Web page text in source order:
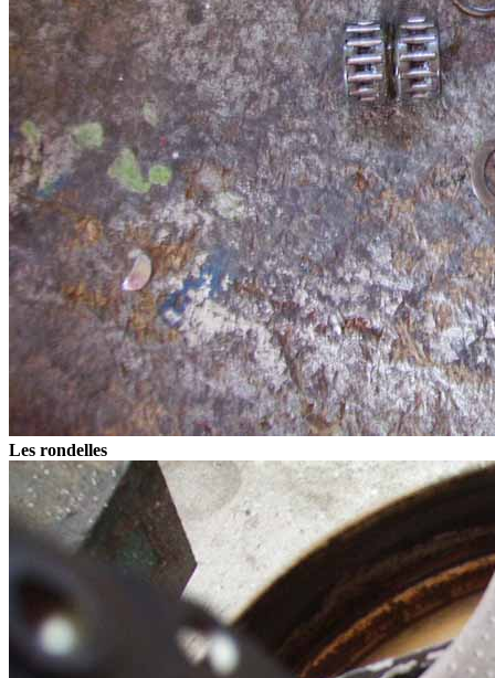
Les rondelles